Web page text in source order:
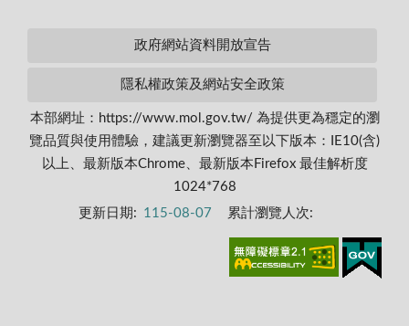
政府網站資料開放宣告
隱私權政策及網站安全政策
本部網址：https://www.mol.gov.tw/ 為提供更為穩定的瀏
覽品質與使用體驗，建議更新瀏覽器至以下版本：IE10(含)
以上、最新版本Chrome、最新版本Firefox 最佳解析度
1024*768
更新日期: 115-08-07 累計瀏覽人次: